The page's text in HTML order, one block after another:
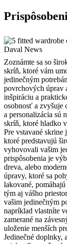
Zoznámte sa so
skríň, ktoré vám
jedinečným
povrchových úprav
inšpiráciu a
osobnosť a zvyšuje
a personalizácia sú
skríň, ktoré hladko
Pre vstavané
ktoré predstavujú
vyhovovali vašim
prispôsobenia je
dreva, alebo
úpravy, ktoré sa
lakované,
tým aj vášho
vašim jedinečným
napríklad vlastníte
zamerané na
uloženie menších
Jedinečné doplnky,